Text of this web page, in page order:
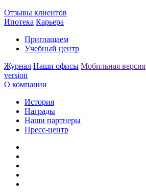
Отзывы клиентов
Ипотека Карьера
Приглашаем
Учебный центр
Журнал Наши офисы Мобильная версия
version
О компании
История
Награды
Наши партнеры
Пресс-центр